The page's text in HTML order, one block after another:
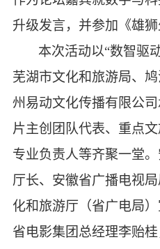
升级发言，并参加《雄狮
本次活动以“数智驱
芜湖市文化和旅游局、
州易动文化传播有限公
片主创团队代表、重点
专业负责人等齐聚一堂。
厅长、安徽省广播电视
化和旅游厅（省广电局
省电影集团总经理李贻桂